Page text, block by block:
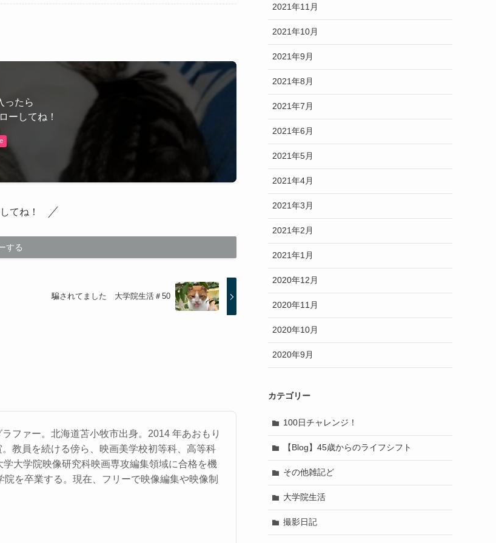
ったら
ーしてね！
てね！
する
騙されてました 大学院生活＃50
ファー。北海道苫⼩牧市出⾝。2014 年あおもり
教員を続ける傍ら、映画美学校初等科、⾼等科
⼤学院映像研究科映画専攻編集領域に合格を機
を卒業する。現在、フリーで映像編集や映像制
2021年11月
2021年10月
2021年9月
2021年8月
2021年7月
2021年6月
2021年5月
2021年4月
2021年3月
2021年2月
2021年1月
2020年12月
2020年11月
2020年10月
2020年9月
カテゴリー
100日チャレンジ！
【Blog】45歳からのライフシフト
その他雑記ど
大学院生活
撮影日記